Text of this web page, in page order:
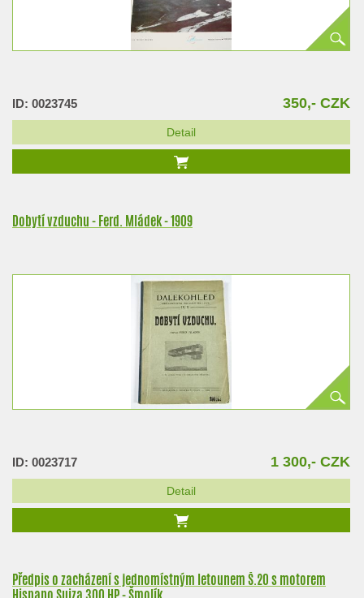
ID: 0023745 350,- CZK
Detail
Dobytí vzduchu - Ferd. Mládek - 1909
ID: 0023717 1 300,- CZK
Detail
Předpis o zacházení s jednomístným letounem Š.20 s motorem